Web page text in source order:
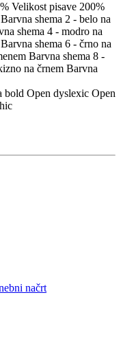
Velikost pisave 200%
Barvna shema 2 - belo na
shema 4 - modro na
Barvna shema 6 - črno na
Barvna shema 8 -
na črnem Barvna
bold Open dyslexic Open
načrt